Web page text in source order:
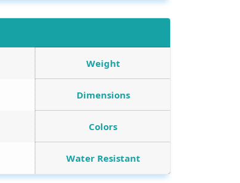
Weight
Dimensions
Colors
Water Resistant